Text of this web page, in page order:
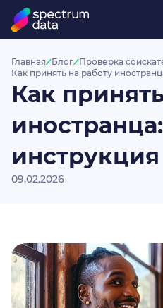
Главная Блог Проверка
Как принять на работу
Как
инструкция
09.02.2026